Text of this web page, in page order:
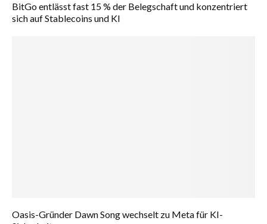
BitGo entlässt fast 15 % der Belegschaft und konzentriert
sich auf Stablecoins und KI
Oasis-Gründer Dawn Song wechselt zu Meta für KI-